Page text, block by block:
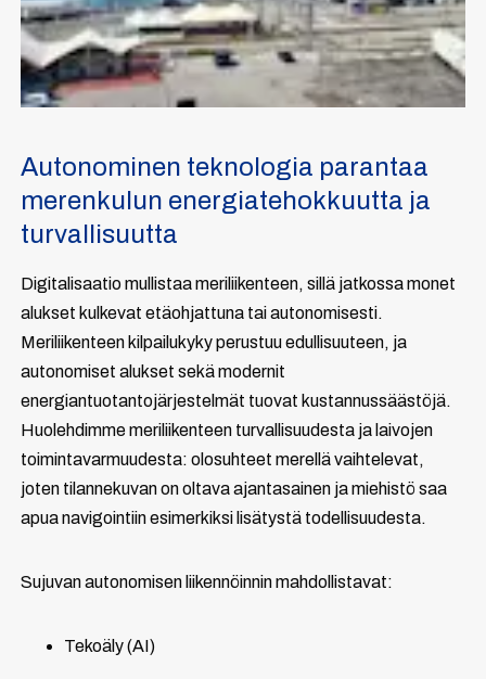
Autonominen teknologia parantaa
merenkulun energiatehokkuutta ja
turvallisuutta
Digitalisaatio mullistaa meriliikenteen, sillä jatkossa monet
alukset kulkevat etäohjattuna tai autonomisesti.
Meriliikenteen kilpailukyky perustuu edullisuuteen, ja
autonomiset alukset sekä modernit
energiantuotantojärjestelmät tuovat kustannussäästöjä.
Huolehdimme meriliikenteen turvallisuudesta ja laivojen
toimintavarmuudesta: olosuhteet merellä vaihtelevat,
joten tilannekuvan on oltava ajantasainen ja miehistö saa
apua navigointiin esimerkiksi lisätystä todellisuudesta.
Sujuvan autonomisen liikennöinnin mahdollistavat:
Tekoäly (AI)